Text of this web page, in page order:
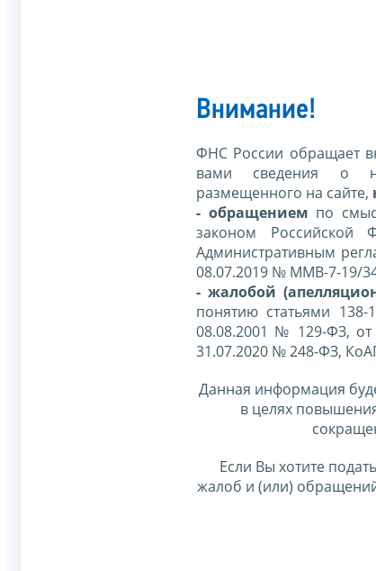
Внимание!
ФНС России обращает
вами сведения о
размещенного на сайте,
- обращением по
законом
Административным
08.07.2019 № ММВ-7-19/
- жалобой
понятию статьями
08.08.2001 № 129-ФЗ,
31.07.2020 № 248-ФЗ,
Данная информация
в целях
Если Вы хотите
жалоб и (или)